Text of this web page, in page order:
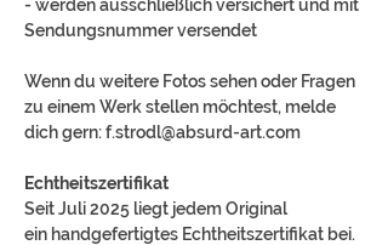
- werden ausschließlich versichert und mit
Sendungsnummer versendet
Wenn du weitere Fotos sehen oder Fragen
zu einem Werk stellen möchtest, melde
dich gern: f.strodl@absurd-art.com
Echtheitszertifikat
Seit Juli 2025 liegt jedem Original
ein handgefertigtes Echtheitszertifikat bei.